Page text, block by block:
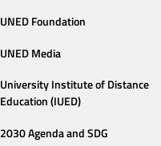
UNED Foundation
UNED Media
University Institute of Distance
Education (IUED)
2030 Agenda and SDG